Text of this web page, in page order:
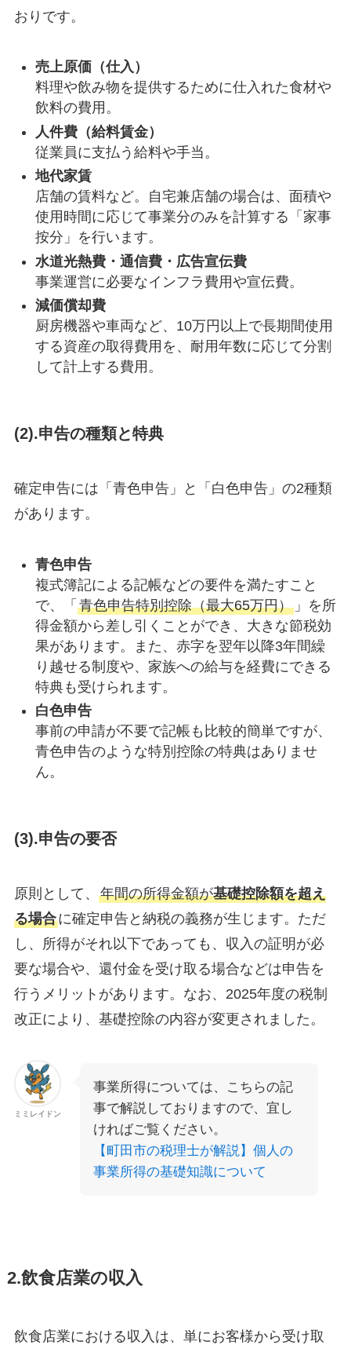
おりです。
売上原価（仕入）
料理や飲み物を提供するために仕入れた食材や
飲料の費用。
人件費（給料賃金）
従業員に支払う給料や手当。
地代家賃
店舗の賃料など。自宅兼店舗の場合は、面積や
使用時間に応じて事業分のみを計算する「家事
按分」を行います。
水道光熱費・通信費・広告宣伝費
事業運営に必要なインフラ費用や宣伝費。
減価償却費
厨房機器や車両など、10万円以上で長期間使用
する資産の取得費用を、耐用年数に応じて分割
して計上する費用。
(2).申告の種類と特典
確定申告には「青色申告」と「白色申告」の2種類
があります。
青色申告
複式簿記による記帳などの要件を満たすこと
で、「 青色申告特別控除（最大65万円）」を所
得金額から差し引くことができ、大きな節税効
果があります。また、赤字を翌年以降3年間繰
り越せる制度や、家族への給与を経費にできる
特典も受けられます。
白色申告
事前の申請が不要で記帳も比較的簡単ですが、
青色申告のような特別控除の特典はありませ
ん。
(3).申告の要否
原則として、 年間の所得金額が基礎控除額を超え
る場合に確定申告と納税の義務が生じます。ただ
し、所得がそれ以下であっても、収入の証明が必
要な場合や、還付金を受け取る場合などは申告を
行うメリットがあります。なお、2025年度の税制
改正により、基礎控除の内容が変更されました。
ミミレイドン
事業所得については、こちらの記
事で解説しておりますので、宜し
ければご覧ください。
【町田市の税理士が解説】個人の
事業所得の基礎知識について
2.飲食店業の収入
飲食店業における収入は、単にお客様から受け取